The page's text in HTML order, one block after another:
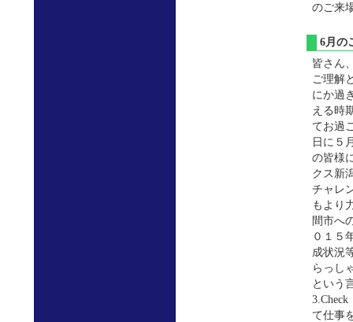
のご来
6月
皆さん
ご理解
にか過
える時
てお過
日に５
の皆様
クス新
チャレ
もより
間市へ
０１５
成状況
らっし
という
て仕事